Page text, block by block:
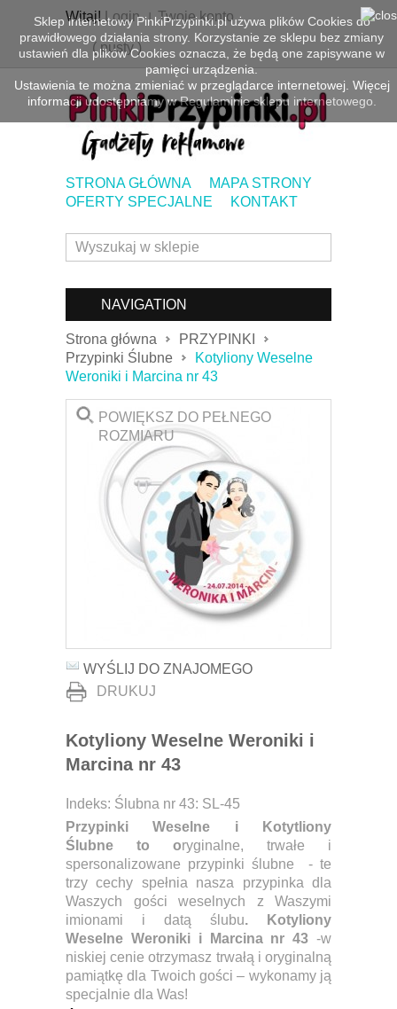
Witaj!Login Twoje konto
( pusty)
STRONA GŁÓWNA
MAPA STRONY
OFERTY SPECJALNE
KONTAKT
NAVIGATION
Strona główna
PRZYPINKI
Przypinki Ślubne
Kotyliony Weselne
Weroniki i Marcina nr 43
POWIĘKSZ DO PEŁNEGO
ROZMIARU
WYŚLIJ DO ZNAJOMEGO
DRUKUJ
Kotyliony Weselne Weroniki i
Marcina nr 43
Indeks: Ślubna nr 43: SL-45
Przypinki Weselne i Kotytliony
Ślubne to oryginalne, trwałe i
spersonalizowane przypinki ślubne - te
trzy cechy spełnia nasza przypinka dla
Waszych gości weselnych z Waszymi
imionami i datą ślubu. Kotyliony
Weselne Weroniki i Marcina nr 43 -w
niskiej cenie otrzymasz trwałą i oryginalną
pamiątkę dla Twoich gości – wykonamy ją
specjalnie dla Was!
Sklep internetowy PinkiPrzypinki.pl używa plików Cookies do
prawidłowego działania strony. Korzystanie ze sklepu bez zmiany
ustawień dla plików Cookies oznacza, że będą one zapisywane w
pamięci urządzenia.
Ustawienia te można zmieniać w przeglądarce internetowej. Więcej
informacji udostępniamy wRegulaminie sklepu internetowego.